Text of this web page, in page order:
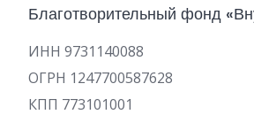
Благотворительный фонд
ИНН 9731140088
ОГРН 1247700587628
КПП 773101001